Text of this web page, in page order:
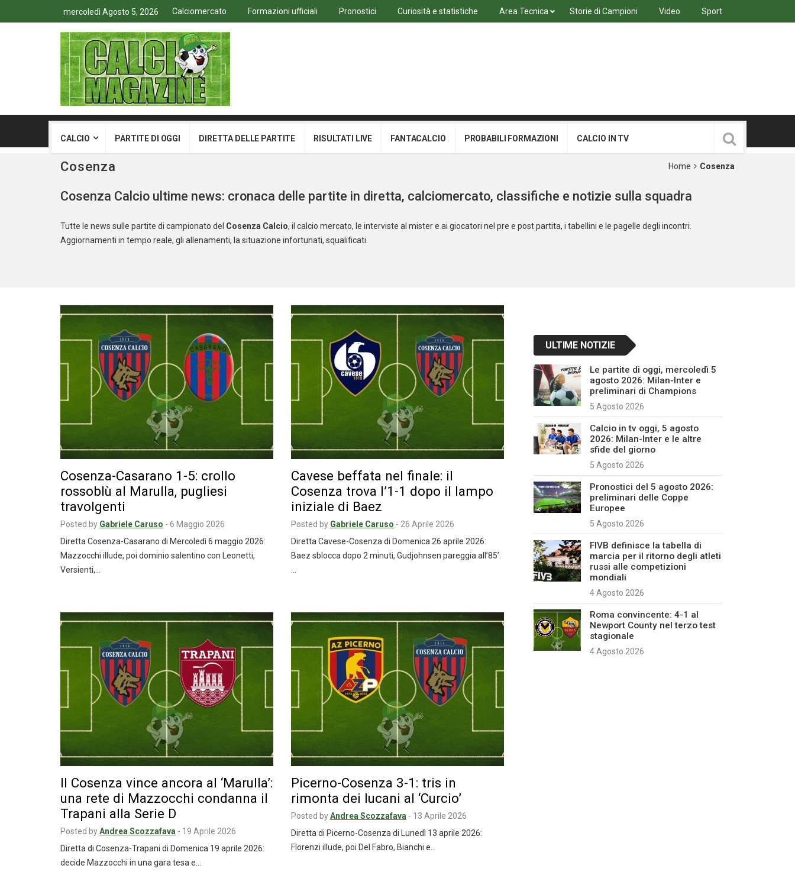
mercoledì Agosto 5, 2026 Calciomercato Formazioni ufficiali Pronostici Curiosità e statistiche Area Tecnica Storie di Campioni Video Sport
CALCIO PARTITE DI OGGI DIRETTA DELLE PARTITE RISULTATI LIVE FANTACALCIO PROBABILI FORMAZIONI CALCIO IN TV
Cosenza Home Cosenza
Cosenza Calcio ultime news: cronaca delle partite in diretta, calciomercato, classifiche e notizie sulla squadra
Tutte le news sulle partite di campionato del Cosenza Calcio, il calcio mercato, le interviste al mister e ai giocatori nel pre e post partita, i tabellini e le pagelle degli incontri.
Aggiornamenti in tempo reale, gli allenamenti, la situazione infortunati, squalificati.
Cosenza-Casarano 1-5: crollo
rossoblù al Marulla, pugliesi
travolgenti
Posted by Gabriele Caruso - 6 Maggio 2026
Diretta Cosenza-Casarano di Mercoledì 6 maggio 2026:
Mazzocchi illude, poi dominio salentino con Leonetti,
Versienti,…
Cavese beffata nel finale: il
Cosenza trova l’1-1 dopo il lampo
iniziale di Baez
Posted by Gabriele Caruso - 26 Aprile 2026
Diretta Cavese-Cosenza di Domenica 26 aprile 2026:
Baez sblocca dopo 2 minuti, Gudjohnsen pareggia all’85’.
Il Cosenza vince ancora al ‘Marulla’:
una rete di Mazzocchi condanna il
Trapani alla Serie D
Posted byAndrea Scozzafava - 19 Aprile 2026
Diretta di Cosenza-Trapani di Domenica 19 aprile 2026:
decide Mazzocchi in una gara tesa e…
Picerno-Cosenza 3-1: tris in
rimonta dei lucani al ‘Curcio’
Posted byAndrea Scozzafava - 13 Aprile 2026
Diretta di Picerno-Cosenza di Lunedì 13 aprile 2026:
Florenzi illude, poi Del Fabro, Bianchi e…
ULTIME NOTIZIE
Le partite di oggi, mercoledì 5
agosto 2026: Milan-Inter e
preliminari di Champions
5 Agosto 2026
Calcio in tv oggi, 5 agosto
2026: Milan-Inter e le altre
sfide del giorno
5 Agosto 2026
Pronostici del 5 agosto 2026:
preliminari delle Coppe
Europee
5 Agosto 2026
FIVB definisce la tabella di
marcia per il ritorno degli atleti
russi alle competizioni
mondiali
4 Agosto 2026
Roma convincente: 4-1 al
Newport County nel terzo test
stagionale
4 Agosto 2026